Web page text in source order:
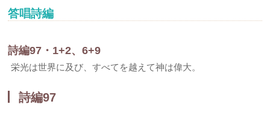
答唱詩編
詩編97・1+2、6+9
栄光は世界に及び、すべてを越えて神は偉大。
詩編97